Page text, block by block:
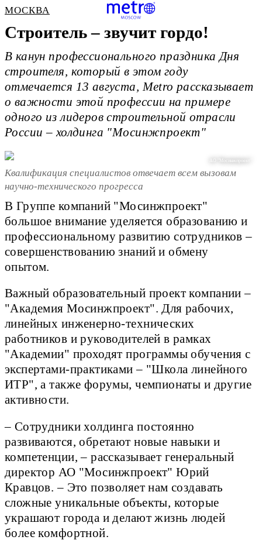
МОСКВА
Строитель – звучит гордо!
В канун профессионального праздника Дня
строителя, который в этом году
отмечается 13 августа, Metro рассказывает
о важности этой профессии на примере
одного из лидеров строительной отрасли
России – холдинга "Мосинжпроект"
АО "Мосинжпроект"
Квалификация специалистов отвечает всем вызовам
научно-технического прогресса
В Группе компаний "Мосинжпроект"
большое внимание уделяется образованию и
профессиональному развитию сотрудников –
совершенствованию знаний и обмену
опытом.
Важный образовательный проект компании –
"Академия Мосинжпроект". Для рабочих,
линейных инженерно-технических
работников и руководителей в рамках
"Академии" проходят программы обучения с
экспертами-практиками – "Школа линейного
ИТР", а также форумы, чемпионаты и другие
активности.
– Сотрудники холдинга постоянно
развиваются, обретают новые навыки и
компетенции, – рассказывает генеральный
директор АО "Мосинжпроект" Юрий
Кравцов. – Это позволяет нам создавать
сложные уникальные объекты, которые
украшают города и делают жизнь людей
более комфортной.